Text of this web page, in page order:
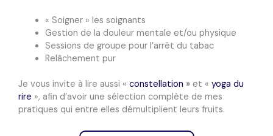
« Soigner » les soignants
Gestion de la douleur mentale et/ou physique
Sessions de groupe pour l’arrêt du tabac
Relâchement pur
Je vous invite à lire aussi « constellation » et « yoga du
rire », afin d’avoir une sélection complète de mes
pratiques qui entre elles démultiplient leurs fruits.